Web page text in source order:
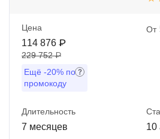
Цена
114 876 ₽
229 752 ₽
Ещё -20% по
промокоду
От
Длительность
7 месяцев 10